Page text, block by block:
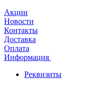
Акции
Новости
Контакты
Доставка
Оплата
Информация
Реквизиты